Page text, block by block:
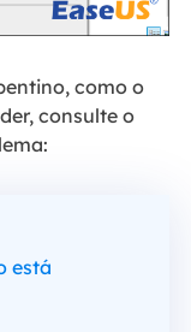
como o
consulte o